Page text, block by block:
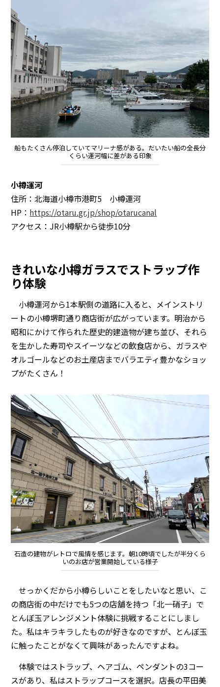
船もたくさん停泊していてマリーナ感がある。だいたい船の全長分
くらい運河幅に差がある印象
小樽運河
住所：北海道小樽市港町5 小樽運河
HP： https://otaru.gr.jp/shop/otarucanal
アクセス：JR小樽駅から徒歩10分
きれいな小樽ガラスでストラップ作
り体験
小樽運河から1本駅側の道路に入ると、メインストリ
ートの小樽堺町通り商店街が広がっています。明治から
昭和にかけて作られた歴史的建造物が建ち並び、それら
を生かした寿司やスイーツなどの飲食店から、ガラスや
オルゴールなどのお土産店までバラエティ豊かなショッ
プがたくさん！
石造の建物がレトロで風情を感じます。朝10時頃でしたが半分くら
いのお店が営業開始している様子
せっかくだから小樽らしいことをしたいなと思い、こ
の商店街の中だけでも5つの店舗を持つ「北一硝子」で
とんぼ玉アレンジメント体験に挑戦することにしまし
た。私はキラキラしたものが好きなのですが、とんぼ玉
に触ったことがなくて興味があったんですよね。
体験ではストラップ、ヘアゴム、ペンダントの3コー
スがあり、私はストラップコースを選択。店長の平田美